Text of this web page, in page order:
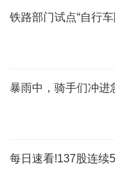
铁路部门试点“自行
暴雨中，骑手们冲进
每日速看!137股连续